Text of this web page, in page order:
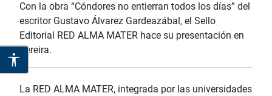
Con la obra “Cóndores no entierran todos los días” del
escritor Gustavo Álvarez Gardeazábal, el Sello
Editorial RED ALMA MATER hace su presentación en
Pereira.
La RED ALMA MATER, integrada por las universidades